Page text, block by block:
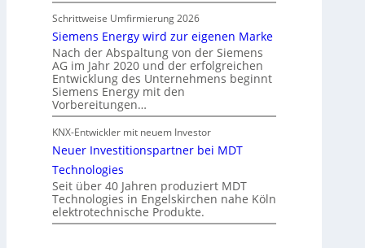
Schrittweise Umfirmierung 2026
Siemens Energy wird zur eigenen Marke
Nach der Abspaltung von der Siemens
AG im Jahr 2020 und der erfolgreichen
Entwicklung des Unternehmens beginnt
Siemens Energy mit den
Vorbereitungen…
KNX-Entwickler mit neuem Investor
Neuer Investitionspartner bei MDT
Technologies
Seit über 40 Jahren produziert MDT
Technologies in Engelskirchen nahe Köln
elektrotechnische Produkte.